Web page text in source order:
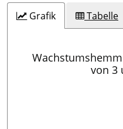
Grafik Tabelle
von 3